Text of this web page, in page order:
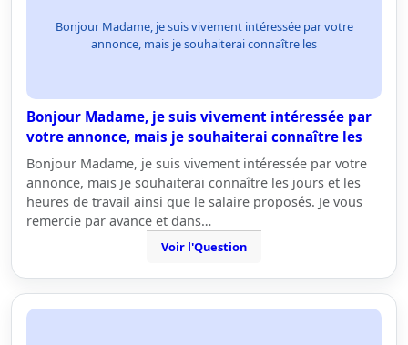
Bonjour Madame, je suis vivement intéressée par votre
annonce, mais je souhaiterai connaître les
Bonjour Madame, je suis vivement intéressée par
votre annonce, mais je souhaiterai connaître les
Bonjour Madame, je suis vivement intéressée par votre
annonce, mais je souhaiterai connaître les jours et les
heures de travail ainsi que le salaire proposés. Je vous
remercie par avance et dans…
Voir l'Question